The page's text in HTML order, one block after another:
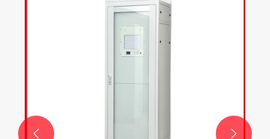
NMS Series1000W1000VA Φωτοβολταϊκός
Δείτε περισσότερα >>
 